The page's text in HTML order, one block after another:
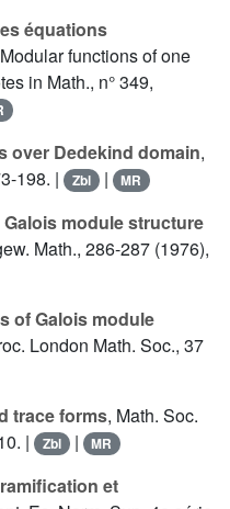
équations
functions of one
in Math., n° 349,
over Dedekind domain,
198. |
Zbl | MR
module structure
Math., 286-287 (1976),
of Galois module
London Math. Soc., 37
trace forms, Math. Soc.
|
Zbl | MR
et